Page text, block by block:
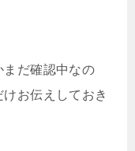
まだ確認中なの
お伝えしておき